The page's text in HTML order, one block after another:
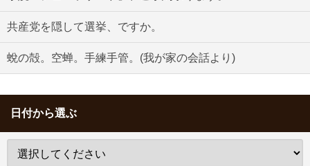
共産党を隠して選挙、ですか。
蛻の殻。空蝉。手練手管。(我が家の会話より)
日付から選ぶ